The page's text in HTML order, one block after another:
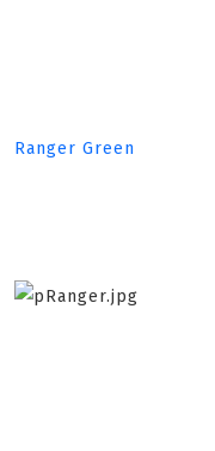
Ranger Green